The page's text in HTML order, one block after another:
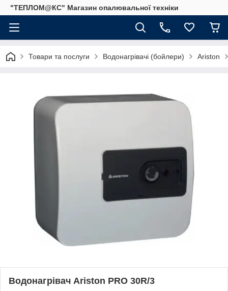
"ТЕПЛОМ@КС" Магазин опалювальної техніки
Товари та послуги Водонагрівачі (бойлери) Ariston
Водонагрівач Ariston PRO 30R/3